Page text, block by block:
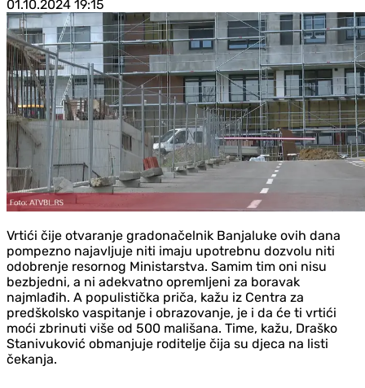
01.10.2024 19:15
Vrtići čije otvaranje gradonačelnik Banjaluke ovih dana
pompezno najavljuje niti imaju upotrebnu dozvolu niti
odobrenje resornog Ministarstva. Samim tim oni nisu
bezbjedni, a ni adekvatno opremljeni za boravak
najmlađih. A populistička priča, kažu iz Centra za
predškolsko vaspitanje i obrazovanje, je i da će ti vrtići
moći zbrinuti više od 500 mališana. Time, kažu, Draško
Stanivuković obmanjuje roditelje čija su djeca na listi
čekanja.